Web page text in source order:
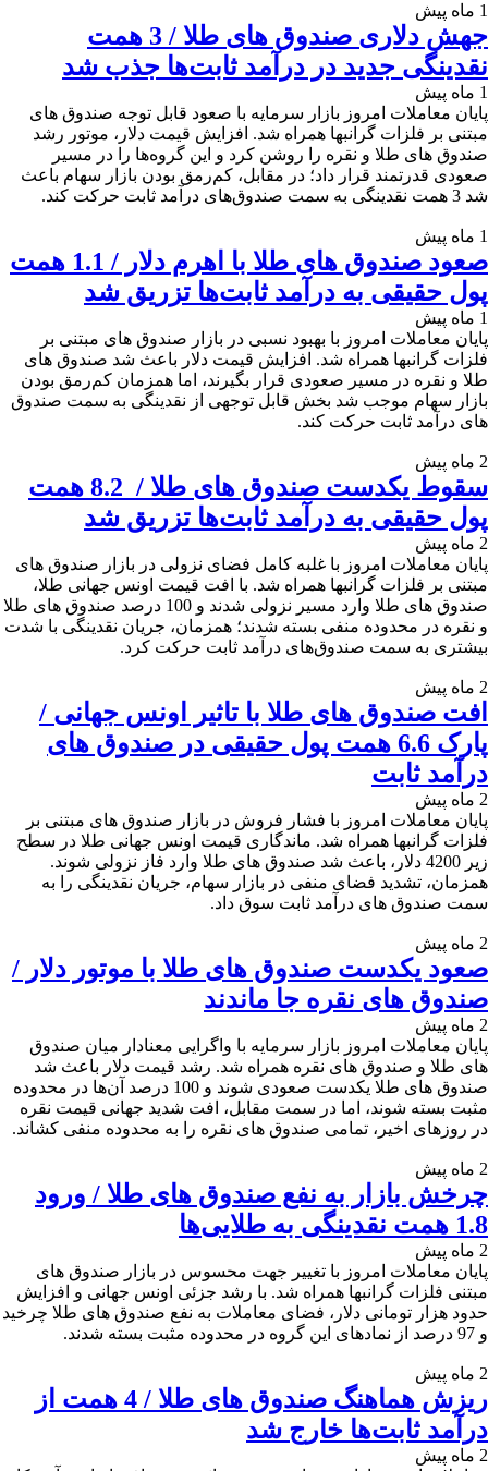
1 ماه پیش
جهش دلاری صندوق های طلا / 3 همت
نقدینگی جدید در درآمد ثابت‌ها جذب شد
1 ماه پیش
پایان معاملات امروز بازار سرمایه با صعود قابل توجه صندوق های
مبتنی بر فلزات گرانبها همراه شد. افزایش قیمت دلار، موتور رشد
صندوق های طلا و نقره را روشن کرد و این گروه‌ها را در مسیر
صعودی قدرتمند قرار داد؛ در مقابل، کم‌رمق بودن بازار سهام باعث
شد 3 همت نقدینگی به سمت صندوق‌های درآمد ثابت حرکت کند.
1 ماه پیش
صعود صندوق های طلا با اهرم دلار / 1.1 همت
پول حقیقی به درآمد ثابت‌ها تزریق شد
1 ماه پیش
پایان معاملات امروز با بهبود نسبی در بازار صندوق های مبتنی بر
فلزات گرانبها همراه شد. افزایش قیمت دلار باعث شد صندوق های
طلا و نقره در مسیر صعودی قرار بگیرند، اما همزمان کم‌رمق بودن
بازار سهام موجب شد بخش قابل توجهی از نقدینگی به سمت صندوق
‌های درآمد ثابت حرکت کند.
2 ماه پیش
سقوط یکدست صندوق های طلا / 8.2 همت
پول حقیقی به درآمد ثابت‌ها تزریق شد
2 ماه پیش
پایان معاملات امروز با غلبه کامل فضای نزولی در بازار صندوق های
مبتنی بر فلزات گرانبها همراه شد. با افت قیمت اونس جهانی طلا،
صندوق های طلا وارد مسیر نزولی شدند و 100 درصد صندوق های طلا
و نقره در محدوده منفی بسته شدند؛ همزمان، جریان نقدینگی با شدت
بیشتری به سمت صندوق‌های درآمد ثابت حرکت کرد.
2 ماه پیش
افت صندوق های طلا با تاثیر اونس جهانی /
پارک 6.6 همت پول حقیقی در صندوق های
درآمد ثابت
2 ماه پیش
پایان معاملات امروز با فشار فروش در بازار صندوق های مبتنی بر
فلزات گرانبها همراه شد. ماندگاری قیمت اونس جهانی طلا در سطح
زیر 4200 دلار، باعث شد صندوق های طلا وارد فاز نزولی شوند.
همزمان، تشدید فضای منفی در بازار سهام، جریان نقدینگی را به
سمت صندوق‌ های درآمد ثابت سوق داد.
2 ماه پیش
صعود یکدست صندوق های طلا با موتور دلار /
صندوق های نقره جا ماندند
2 ماه پیش
پایان معاملات امروز بازار سرمایه با واگرایی معنادار میان صندوق
های طلا و صندوق های نقره همراه شد. رشد قیمت دلار باعث شد
صندوق های طلا یکدست صعودی شوند و 100 درصد آن‌ها در محدوده
مثبت بسته شوند، اما در سمت مقابل، افت شدید جهانی قیمت نقره
در روزهای اخیر، تمامی صندوق های نقره را به محدوده منفی کشاند.
2 ماه پیش
چرخش بازار به نفع صندوق های طلا / ورود
1.8 همت نقدینگی به طلایی‌ها
2 ماه پیش
پایان معاملات امروز با تغییر جهت محسوس در بازار صندوق های
مبتنی فلزات گرانبها همراه شد. با رشد جزئی اونس جهانی و افزایش
حدود هزار تومانی دلار، فضای معاملات به نفع صندوق های طلا چرخید
و 97 درصد از نمادهای این گروه در محدوده مثبت بسته شدند.
2 ماه پیش
ریزش هماهنگ صندوق های طلا / 4 همت از
درآمد ثابت‌ها خارج شد
2 ماه پیش